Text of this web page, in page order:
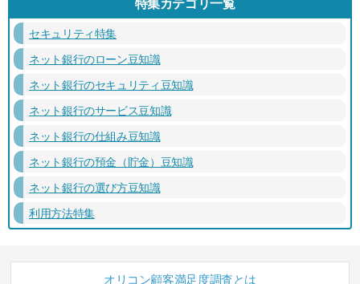
セキュリティ特集
ネット銀行のローン豆知識
ネット銀行のセキュリティ豆知識
ネット銀行のサービス豆知識
ネット銀行の仕組み豆知識
ネット銀行の預金（貯金）豆知識
ネット銀行の選び方豆知識
利用方法特集
オリコン顧客満足度調査とは